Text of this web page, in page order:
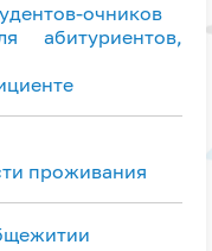
очников
абитуриентов,
проживания